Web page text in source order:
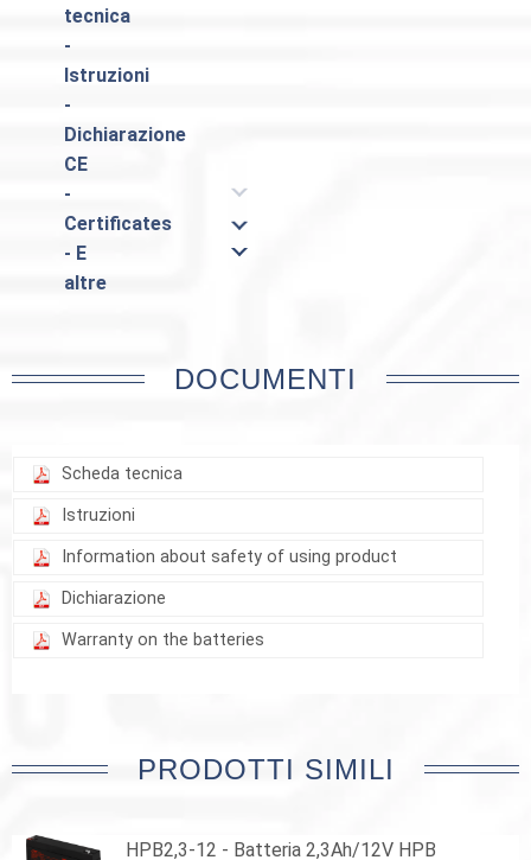
tecnica
-
Istruzioni
-
Dichiarazione
CE
-
Certificates
- E
altre
DOCUMENTI
Scheda tecnica
Istruzioni
Information about safety of using product
Dichiarazione
Warranty on the batteries
PRODOTTI SIMILI
HPB2,3-12 - Batteria 2,3Ah/12V HPB